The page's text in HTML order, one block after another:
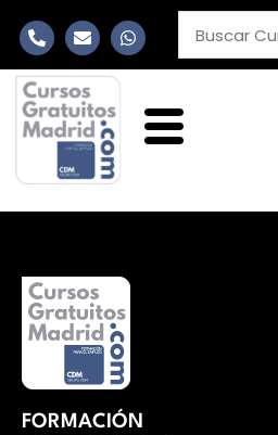
FORMACIÓN